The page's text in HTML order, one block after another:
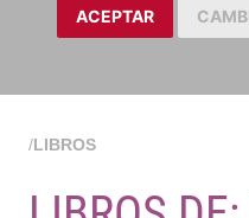
ACEPTAR
/LIBROS